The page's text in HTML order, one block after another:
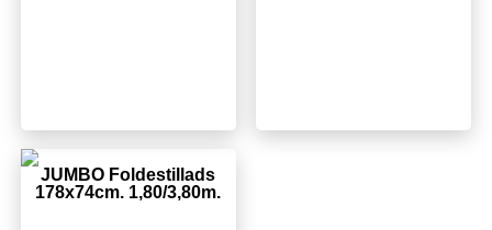
JUMBO Foldestillads
178x74cm. 1,80/3,80m.